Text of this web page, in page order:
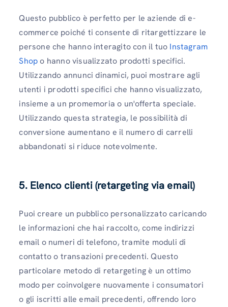
Questo pubblico è perfetto per le aziende di e-
commerce poiché ti consente di ritargettizzare le
persone che hanno interagito con il tuo Instagram
Shopo hanno visualizzato prodotti specifici.
Utilizzando annunci dinamici, puoi mostrare agli
utenti i prodotti specifici che hanno visualizzato,
insieme a un promemoria o un'offerta speciale.
Utilizzando questa strategia, le possibilità di
conversione aumentano e il numero di carrelli
abbandonati si riduce notevolmente.
5. Elenco clienti (retargeting via email)
Puoi creare un pubblico personalizzato caricando
le informazioni che hai raccolto, come indirizzi
email o numeri di telefono, tramite moduli di
contatto o transazioni precedenti. Questo
particolare metodo di retargeting è un ottimo
modo per coinvolgere nuovamente i consumatori
o gli iscritti alle email precedenti, offrendo loro